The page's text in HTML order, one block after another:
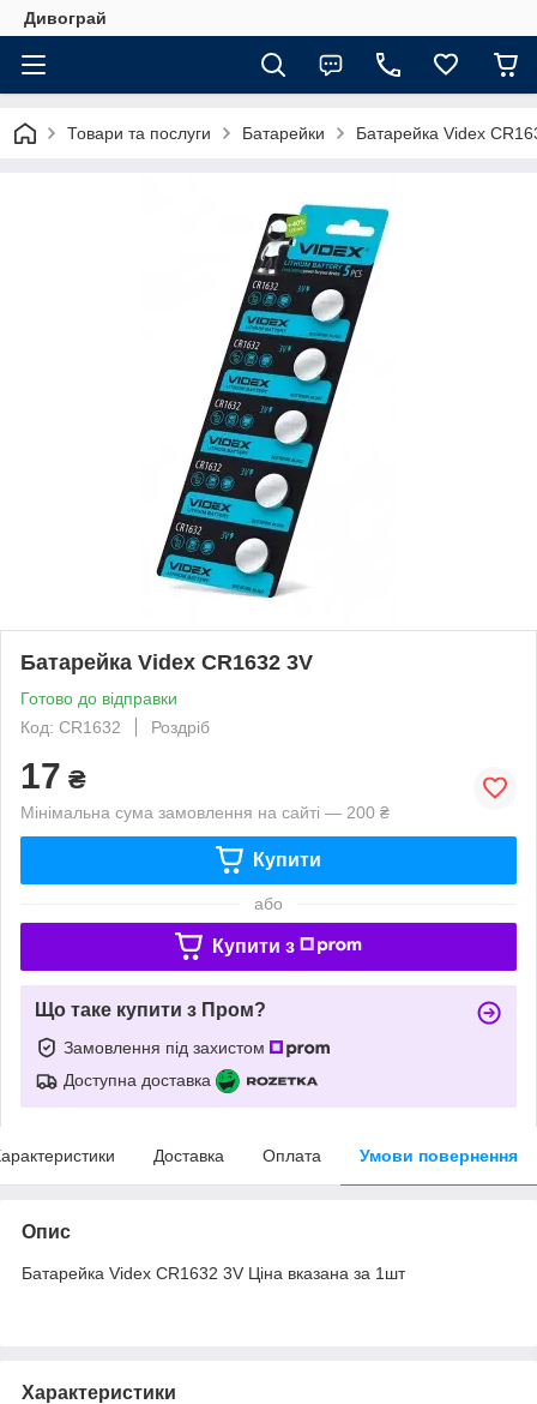
Дивограй
Товари та послуги Батарейки Батарейка Videx
Батарейка Videx CR1632 3V
Готово до відправки
Код: CR1632
Роздріб
17 ₴
Мінімальна сума замовлення на сайті — 200 ₴
Купити
або
Купити з
Що таке купити з Пром?
Замовлення під захистом
Доступна доставка
Доставка Оплата Умови повернення
Опис
Батарейка Videx CR1632 3V Ціна вказана за 1шт
Характеристики